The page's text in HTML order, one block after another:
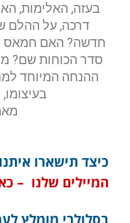
בעזה, האלימות,
דרכה, על ההלם
חדשה? האם חמאס
סדר הכוחות שם?
ההנחה המיוחד
כיצד תישארו
המיילים שלנו –
בסלולרי מומלץ